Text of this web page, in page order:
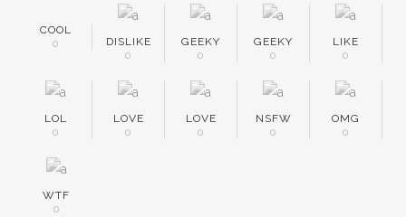
COOL
0
DISLIKE
0
GEEKY
0
GEEKY
0
LIKE
0
LOL
0
LOVE
0
LOVE
0
NSFW
0
OMG
0
WTF
0